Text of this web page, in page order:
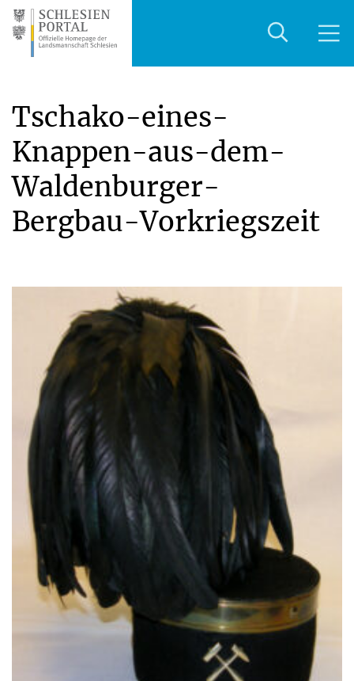
Tschako-eines-
Knappen-aus-dem-
Waldenburger-
Bergbau-Vorkriegszeit